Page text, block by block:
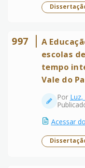
997
A
escolas
tempo
Vale do
Por
Acessar